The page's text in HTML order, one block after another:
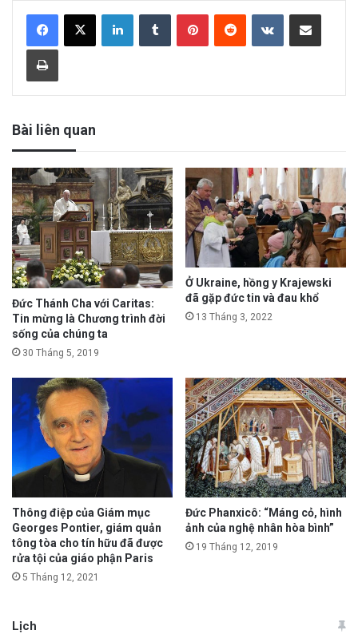
Bài liên quan
Đức Thánh Cha với Caritas:
Tin mừng là Chương trình đời
sống của chúng ta
30 Tháng 5, 2019
Ở Ukraine, hồng y Krajewski
đã gặp đức tin và đau khổ
13 Tháng 3, 2022
Thông điệp của Giám mục
Georges Pontier, giám quản
tông tòa cho tín hữu đã được
rửa tội của giáo phận Paris
5 Tháng 12, 2021
Đức Phanxicô: “Máng cỏ, hình
ảnh của nghệ nhân hòa bình”
19 Tháng 12, 2019
Lịch